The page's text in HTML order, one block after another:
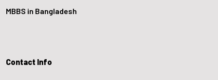
MBBS in Bangladesh
Contact Info